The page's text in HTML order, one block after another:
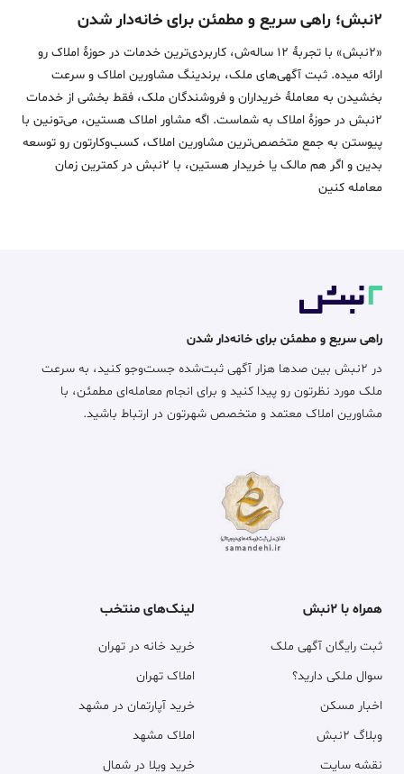
۲نبش؛ راهی سریع و مطمئن برای خانه‌دار شدن
«2نبش» با تجربۀ 12 ساله‌ش، کاربردی‌ترین خدمات در حوزۀ املاک رو
ارائه میده. ثبت آگهی‌های ملک، برندینگ مشاورین املاک و سرعت
بخشیدن به معاملۀ خریداران و فروشندگان ملک، فقط بخشی از خدمات
2نبش در حوزۀ املاک به شماست. اگه مشاور املاک هستین، می‌تونین با
پیوستن به جمع متخصص‌ترین مشاورین املاک، کسب‌وکارتون رو توسعه
بدین و اگر هم مالک یا خریدار هستین، با 2نبش در کمترین زمان
معامله‌ کنین
راهی سریع و مطمئن برای خانه‌دار شدن
در ۲نبش بین صدها هزار آگهی ثبت‌شده جست‌وجو کنید، به سرعت
ملک مورد نظرتون رو پیدا کنید و برای انجام معامله‌ای مطمئن، با
مشاورین املاک معتمد و متخصص شهرتون در ارتباط باشید.
همراه با ۲نبش
ثبت رایگان آگهی ملک
سوال ملکی دارید؟
اخبار مسکن
وبلاگ ۲نبش
نقشه سایت
لینک‌های منتخب
خرید خانه در تهران
املاک تهران
خرید آپارتمان در مشهد
املاک مشهد
خرید ویلا در شمال